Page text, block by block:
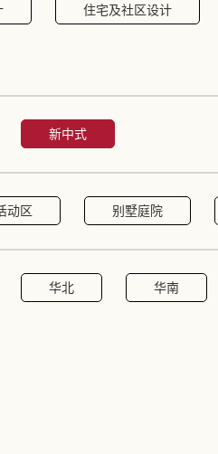
住宅及社区设计
新中式
动区 别墅庭院
华北 华南